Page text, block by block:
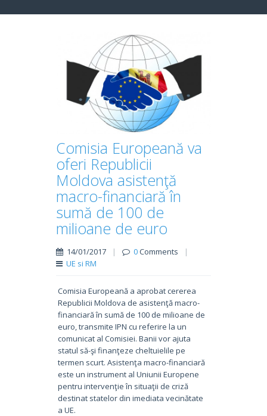
Comisia Europeană va
oferi Republicii
Moldova asistenţă
macro-financiară în
sumă de 100 de
milioane de euro
14/01/2017 | 0Comments
|
UE si RM
Comisia Europeană a aprobat cererea
Republicii Moldova de asistenţă macro-
financiară în sumă de 100 de milioane de
euro, transmite IPN cu referire la un
comunicat al Comisiei. Banii vor ajuta
statul să-şi finanţeze cheltuielile pe
termen scurt. Asistenţa macro-financiară
este un instrument al Uniunii Europene
pentru intervenţie în situaţii de criză
destinat statelor din imediata vecinătate
a UE.